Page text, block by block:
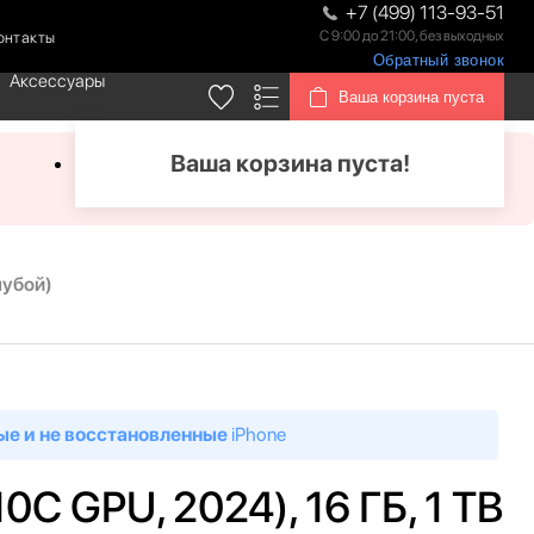
+7 (499) 113-93-51
С 9:00 до 21:00, без выходных
Обратный звонок
Аксессуары
Ваша корзина пуста
Ваша корзина пуста!
и не восстановленныеiPhone
GPU, 2024), 16 ГБ, 1 TB